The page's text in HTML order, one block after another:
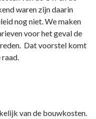
waren zijn daarin
nog niet. We maken
voor het geval de
Dat voorstel komt
van de bouwkosten.